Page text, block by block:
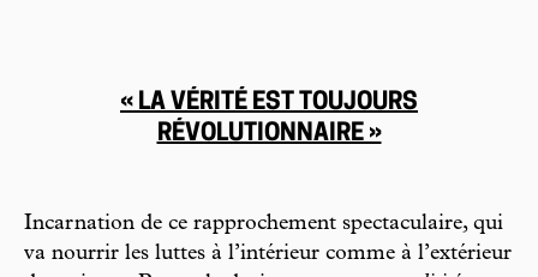
« LA VÉRITÉ EST TOUJOURS
RÉVOLUTIONNAIRE »
Incarnation de ce rapprochement spectaculaire, qui
va nourrir les luttes à l’intérieur comme à l’extérieur